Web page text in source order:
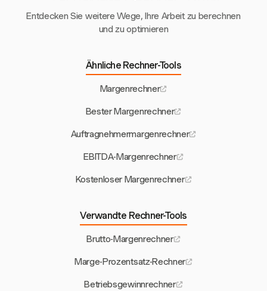
Entdecken Sie weitere Wege, Ihre Arbeit zu berechnen
und zu optimieren
Ähnliche Rechner-Tools
Margenrechner
Bester Margenrechner
Auftragnehmermargenrechner
EBITDA-Margenrechner
Kostenloser Margenrechner
Verwandte Rechner-Tools
Brutto-Margenrechner
Marge-Prozentsatz-Rechner
Betriebsgewinnrechner